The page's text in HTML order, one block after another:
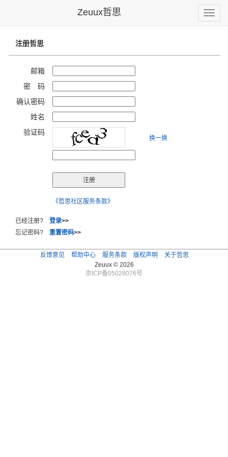
Toggle
Zeuux哲思
注册哲思
邮箱
密 码
确认密码
姓名
验证码
换一换
《哲思社区服务条款》
已经注册? 登录>>
忘记密码? 重置密码>>
反馈意见 帮助中心 服务条款 版权声明
关于哲思
Zeuux © 2026
京ICP备05028076号